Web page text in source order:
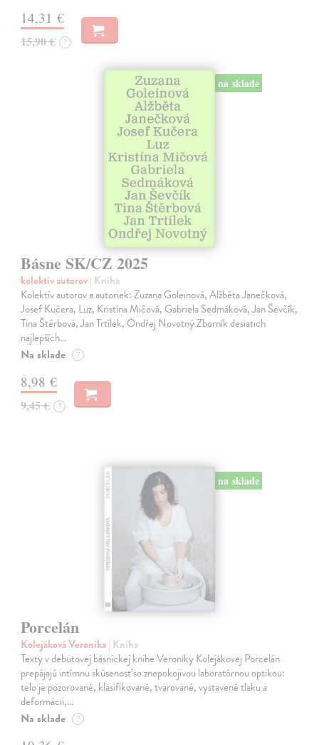
14,31 €
15,90 € ?
na sklade
Básne SK/CZ 2025
kolektív autorov| Kniha
Kolektív autorov a autoriek: Zuzana Goleinová, Alžběta Janečková,
Josef Kučera, Luz, Kristína Mičová, Gabriela Sedmáková, Jan Ševčík,
Tina Štěrbová, Jan Trtílek, Ondřej Novotný Zborník desiatich
najlepších…
Na sklade ?
8,98 €
9,45 € ?
na sklade
Porcelán
Kolejáková Veronika| Kniha
Texty v debutovej básnickej knihe Veroniky Kolejákovej Porcelán
prepájajú intímnu skúsenosť so znepokojivou laboratórnou optikou:
telo je pozorované, klasifikované, tvarované, vystavené tlaku a
deformácii,…
Na sklade ?